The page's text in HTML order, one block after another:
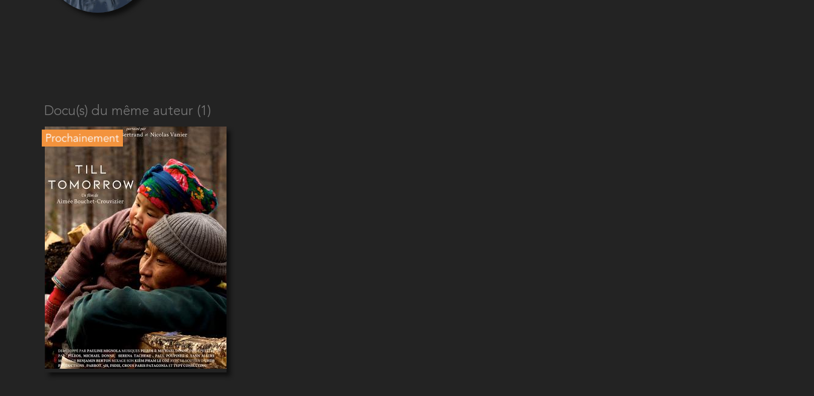
Docu(s) du même auteur (1)